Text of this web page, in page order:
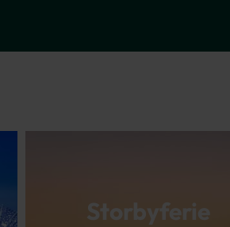
Storbyferie